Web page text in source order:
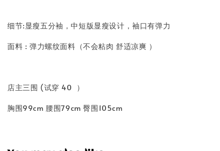
细节:显瘦五分袖，中短版显瘦设计，袖口有弹力
面料 : 弹力螺纹面料（不会粘肉 舒适凉爽 ）
店主三围 (试穿 40 ）
胸围99cm 腰围79cm 臀围105cm